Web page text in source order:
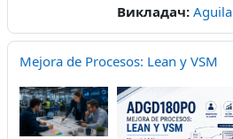
Викладач:
Mejora de Procesos: Lean y VSM